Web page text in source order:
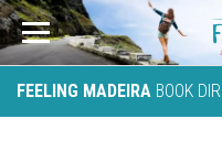
FEELING MADEIRA BOOK